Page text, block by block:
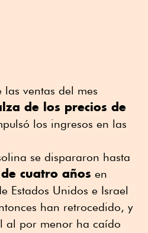
las ventas del mes
de los precios de
los ingresos en las
se dispararon hasta
cuatro años en
Estados Unidos e Israel
han retrocedido, y
al por menor ha caído